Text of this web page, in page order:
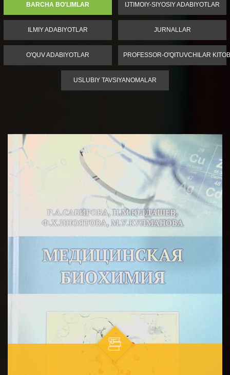
BARCHA BO'LIMLAR IJTIMOIY-SIYOSIY ADABIYOTLAR
ILMIY ADABIYOTLAR JURNALLAR
O'QUV ADABIYOTLAR PROFESSOR-O'QITUVCHILAR
USLUBIY TAVSIYANOMALAR